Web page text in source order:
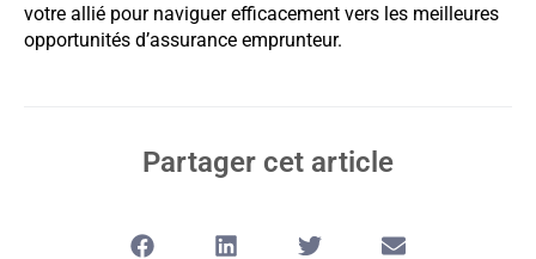
votre allié pour naviguer efficacement vers les meilleures
opportunités d’assurance emprunteur.
Partager cet article